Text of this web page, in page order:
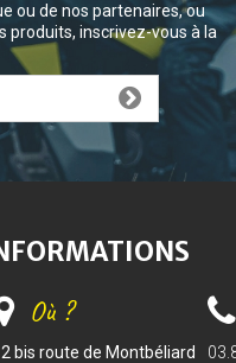
ou de nos partenaires, ou
produits, inscrivez-vous à la
Où ?
bis route de Montbéliard